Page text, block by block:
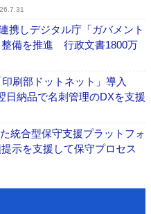
しデジタル庁「ガバメント
整備を推進 行政文書1800万
刷部ドットネット」導入
納品で名刺管理のDXを支援
統合型保守支援プラットフォ
示を支援して保守プロセス